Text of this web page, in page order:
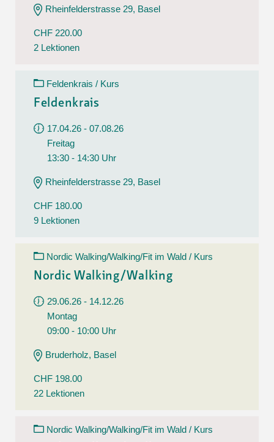
Rheinfelderstrasse 29, Basel
CHF 220.00
2 Lektionen
Feldenkrais / Kurs
Feldenkrais
17.04.26 - 07.08.26
Freitag
13:30 - 14:30 Uhr
Rheinfelderstrasse 29, Basel
CHF 180.00
9 Lektionen
Nordic Walking/Walking/Fit im Wald / Kurs
Nordic Walking/Walking
29.06.26 - 14.12.26
Montag
09:00 - 10:00 Uhr
Bruderholz, Basel
CHF 198.00
22 Lektionen
Nordic Walking/Walking/Fit im Wald / Kurs